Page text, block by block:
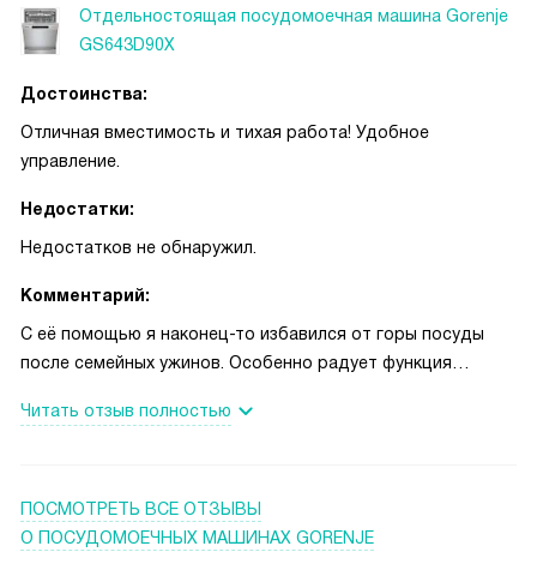
интуитивно понятной, а звуковой сигнал в конце цикла —
незаменимая мелочь, особенно если отвлёкся на другие
Отдельностоящая посудомоечная машина Gorenje
GS643D90X
Достоинства:
Отличная вместимость и тихая работа! Удобное
управление.
Недостатки:
Недостатков не обнаружил.
Комментарий:
С её помощью я наконец-то избавился от горы посуды
после семейных ужинов. Особенно радует функция
быстрее высыхает. Однажды, когда у нас были гости, я
что можно отложить старт, и машина начнёт работать,
когда это нужно мне. Экономия воды и электроэнергии
Читать отзыв полностью
ПОСМОТРЕТЬ ВСЕ ОТЗЫВЫ
О ПОСУДОМОЕЧНЫХ МАШИНАХ GORENJE